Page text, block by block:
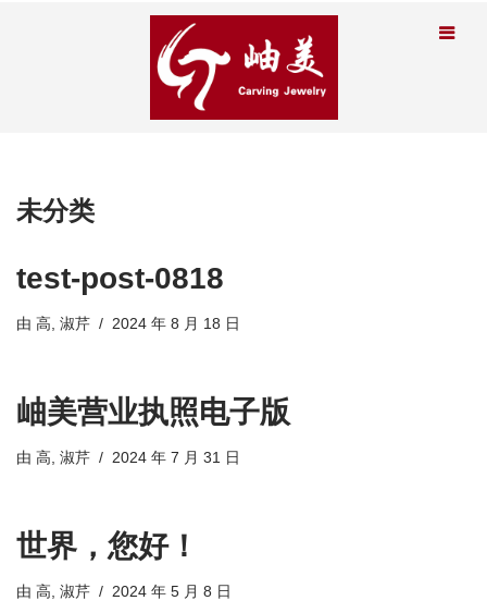
未分类
test-post-0818
由 高, 淑芹 2024 年 8 月 18 日
岫美营业执照电子版
由 高, 淑芹 2024 年 7 月 31 日
世界，您好！
由 高, 淑芹 2024 年 5 月 8 日